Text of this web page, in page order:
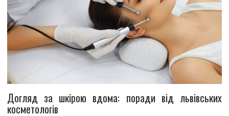
Догляд за шкірою вдома: поради від львівських
косметологів